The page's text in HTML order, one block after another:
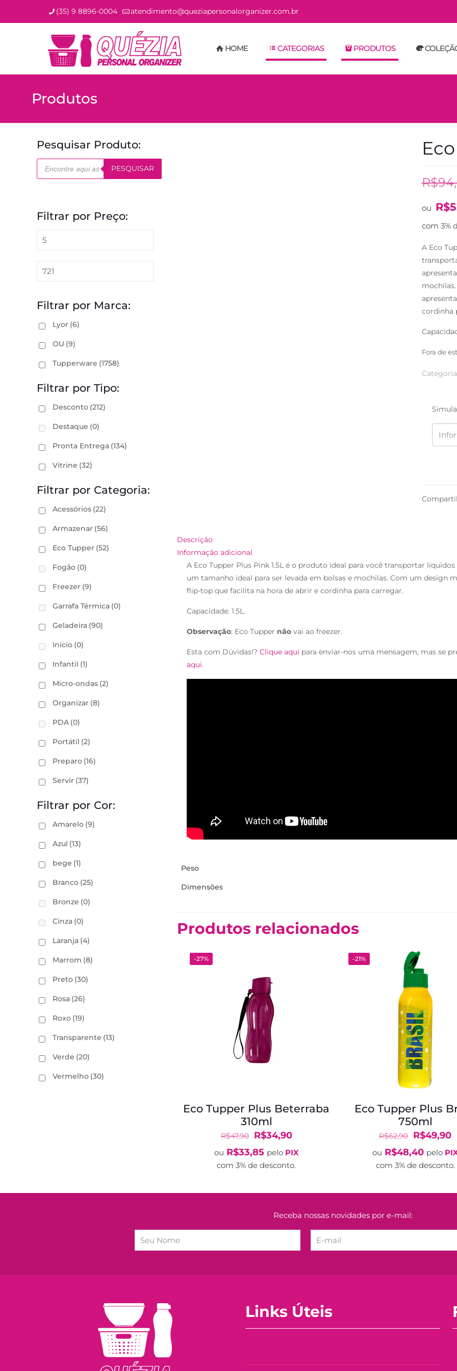
(35) 9 8896-0004 atendimento@queziapersonalorganizer.com.br
HOME CATEGORIAS PRODUTOS
Produtos
R$
ou R$
com 3%
A Eco
cordinha
Fora de
Descrição
Informação adicional
A Eco Tupper Plus Pink 1.5L é o produto ideal para você transportar
um tamanho ideal para ser levada em bolsas e mochilas. Com um design
flip-top que facilita na hora de abrir e cordinha para carregar.
Capacidade: 1.5L.
Observação: Eco Tupper não vai ao freezer.
Esta com Dúvidas!?Clique aqui para enviar-nos uma mensagem, mas se
aqui.
Peso
Dimensões
Produtos relacionados
-27%
Eco Tupper Plus Beterraba
310ml
R$47,90
O
preço
original
R$34,90O
preço
ou R$33,85 pelo PIX
com 3% de desconto.
-21%
Eco Tupper Plus
750ml
R$62,90
O
preço
original
R$49,90O
ou R$48,40 pelo
com 3% de desconto.
Pesquisar Produto:
Pesquisar
produtos PESQUISAR
Filtrar por Preço:
Filtrar por Marca:
Lyor (6)
OU (9)
Tupperware (1758)
Filtrar por Tipo:
Desconto (212)
Destaque (0)
Pronta Entrega (134)
Vitrine (32)
Filtrar por Categoria:
Acessórios (22)
Armazenar (56)
Eco Tupper (52)
Fogão (0)
Freezer (9)
Garrafa Térmica (0)
Geladeira (90)
Início (0)
Infantil (1)
Micro-ondas (2)
Organizar (8)
PDA (0)
Portátil (2)
Preparo (16)
Servir (37)
Filtrar por Cor:
Amarelo (9)
Azul (13)
bege (1)
Branco (25)
Bronze (0)
Cinza (0)
Laranja (4)
Marrom (8)
Preto (30)
Rosa (26)
Roxo (19)
Transparente (13)
Verde (20)
Vermelho (30)
Receba nossas novidades por e-mail:
Links Úteis